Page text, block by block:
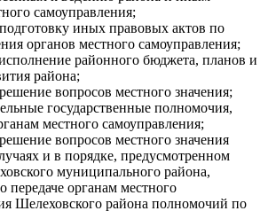
самоуправления;
иных правовых актов по
органов местного самоуправления;
районного бюджета, планов и
района;
вопросов местного значения;
государственные полномочия,
местного самоуправления;
вопросов местного значения
и в порядке, предусмотренном
муниципального района,
передаче органам местного
Шелеховского района полномочий по